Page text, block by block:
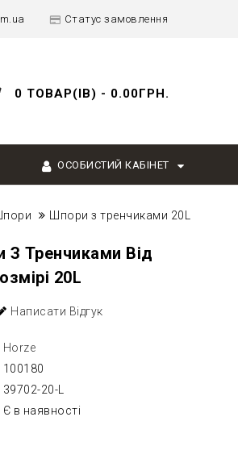
Статус замовлення
0 ТОВАР(ІВ) - 0.00ГРН.
ОСОБИСТИЙ КАБІНЕТ
Шпори з тренчиками 20L
З Тренчиками Від
20L
Написати Відгук
Horze
100180
39702-20-L
Є в наявності